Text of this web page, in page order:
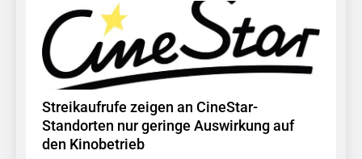
Streikaufrufe zeigen an CineStar-
Standorten nur geringe Auswirkung auf
den Kinobetrieb